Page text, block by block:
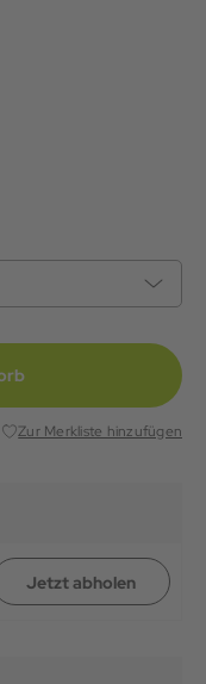
Zur Merkliste hinzufügen
Jetzt abholen